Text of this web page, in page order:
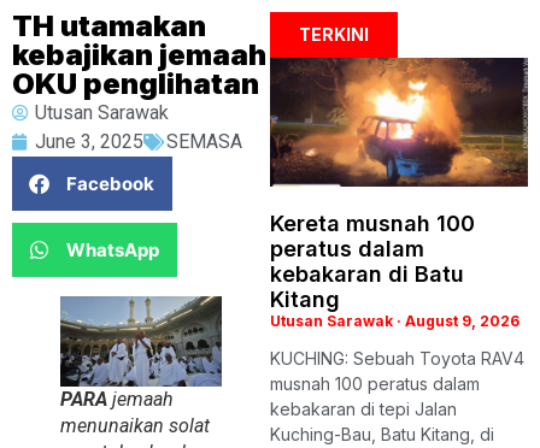
TH utamakan
kebajikan jemaah
OKU penglihatan
Utusan Sarawak
June 3, 2025
SEMASA
Facebook
WhatsApp
PARA jemaah
menunaikan solat
TERKINI
Kereta musnah 100
peratus dalam
kebakaran di Batu
Kitang
Utusan Sarawak August 9, 2026
KUCHING: Sebuah Toyota RAV4
musnah 100 peratus dalam
kebakaran di tepi Jalan
Kuching-Bau, Batu Kitang, di